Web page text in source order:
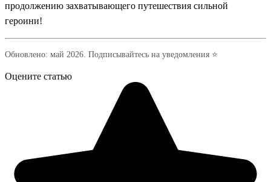
продолжению захватывающего путешествия сильной
героини!
Обновлено: май 2026. Подписывайтесь на уведомления ⭐
Оцените статью